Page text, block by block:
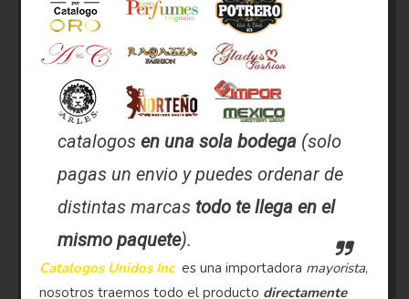
catalogosen una sola bodega (solo
pagas un envio y puedes ordenar de
distintas marcas todo te llega en el
mismo paquete).
Catalogos Unidos Inc es una importadora mayorista,
nosotros traemos todo el producto directamente